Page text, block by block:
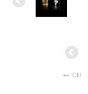
← Ctrl